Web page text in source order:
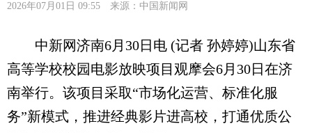
2026年07月01日 09:55 来源：中国新闻网
中新网济南6月30日电 (记者 孙婷婷)山东省
高等学校校园电影放映项目观摩会6月30日在济
南举行。该项目采取“市场化运营、标准化服
务”新模式，推进经典影片进高校，打通优质公